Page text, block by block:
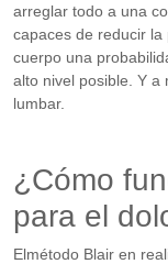
arreglar todo a una
capaces de reducir
cuerpo una
alto nivel posible. Y a
lumbar.
¿Cómo
para el
Elmétodo Blair en